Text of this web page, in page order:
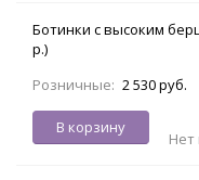
Ботинки с высоким
р.)
Розничные: 2 530 руб.
В корзину
Нет